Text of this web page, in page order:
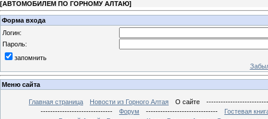
[АВТОМОБИЛЕМ ПО ГОРНОМУ АЛТАЮ]
Форма входа
Логин:
Пароль:
запомнить
Меню сайта
Главная страница Новости из Горного Алтая О сайте
------------------------------
Форум ------------------------------
Гостевая